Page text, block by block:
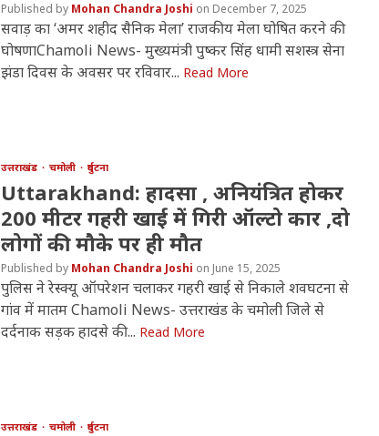
Mohan Chandra Joshi December 7, 2025
सवाड़ का ‘अमर शहीद सैनिक मेला’ राजकीय मेला घोषित करने की
घोषणाChamoli News- मुख्यमंत्री पुष्कर सिंह धामी सशस्त्र सेना
झंडा दिवस के अवसर पर रविवार... Read More
उत्तराखंड चमोली दुर्घटना
Uttarakhand: हादसा , अनियंत्रित होकर
200 मीटर गहरी खाई में गिरी ऑल्टो कार ,दो
लोगों की मौके पर ही मौत
Mohan Chandra Joshi June 15, 2025
पुलिस ने रेस्क्यू ऑपरेशन चलाकर गहरी खाई से निकाले शवघटना से
गांव में मातम Chamoli News- उत्तराखंड के चमोली जिले से
दर्दनाक सड़क हादसे की... Read More
उत्तराखंड चमोली दुर्घटना